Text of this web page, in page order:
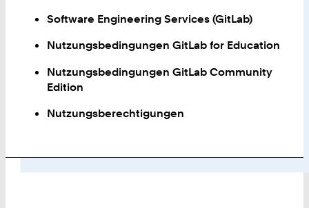
Software Engineering Services (GitLab)
Nutzungsbedingungen GitLab for Education
Nutzungsbedingungen GitLab Community
Edition
Nutzungsberechtigungen